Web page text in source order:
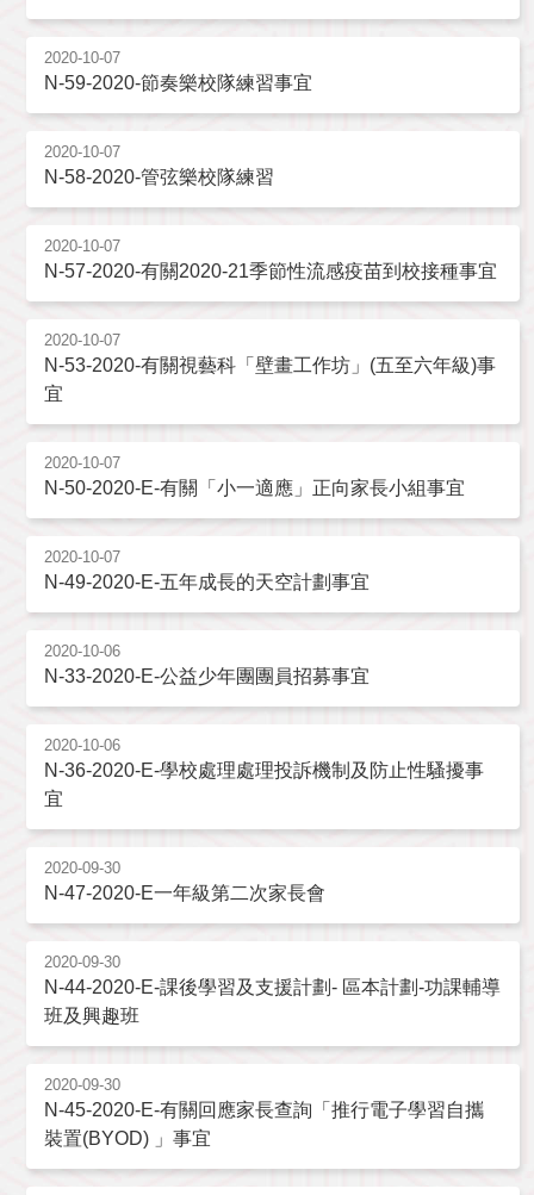
2020-10-07
N-59-2020-節奏樂校隊練習事宜
2020-10-07
N-58-2020-管弦樂校隊練習
2020-10-07
N-57-2020-有關2020-21季節性流感疫苗到校接種事宜
2020-10-07
N-53-2020-有關視藝科「壁畫工作坊」(五至六年級)事
宜
2020-10-07
N-50-2020-E-有關「小一適應」正向家長小組事宜
2020-10-07
N-49-2020-E-五年成長的天空計劃事宜
2020-10-06
N-33-2020-E-公益少年團團員招募事宜
2020-10-06
N-36-2020-E-學校處理處理投訴機制及防止性騷擾事
宜
2020-09-30
N-47-2020-E一年級第二次家長會
2020-09-30
N-44-2020-E-課後學習及支援計劃- 區本計劃-功課輔導
班及興趣班
2020-09-30
N-45-2020-E-有關回應家長查詢「推行電子學習自攜
裝置(BYOD) 」事宜